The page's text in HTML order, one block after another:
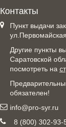
Контакты
Пункт выдачи
Другие пункты
Саратовской
посмотреть на
обязателен!
info@pro-syr.ru
8 (800) 302-93-